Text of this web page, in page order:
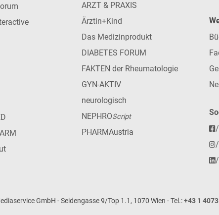
ARZT & PRAXIS
Ärztin+Kind
Das Medizinprodukt
DIABETES FORUM
FAKTEN der Rheumatologie
GYN-AKTIV
neurologisch
NEPHROScript
PHARMAustria
GmbH - Seidengasse 9/Top 1.1, 1070 Wien - Tel.:+43 1